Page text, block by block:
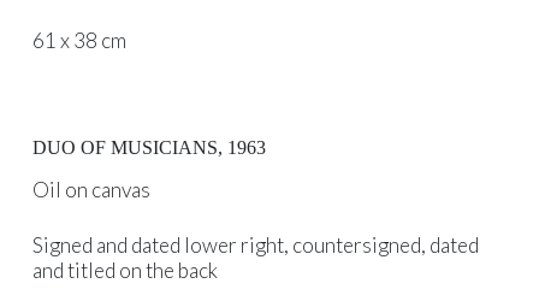
61 x 38 cm
DUO OF MUSICIANS, 1963
Oil on canvas
Signed and dated lower right, countersigned, dated
and titled on the back